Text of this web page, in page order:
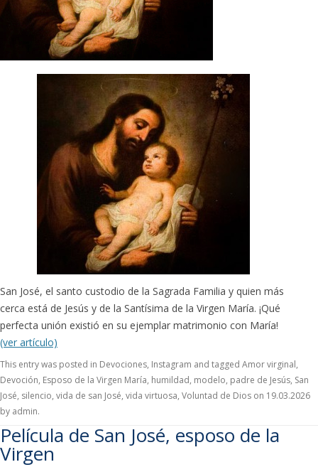
San José, el santo custodio de la Sagrada Familia y quien más
cerca está de Jesús y de la Santísima de la Virgen María. ¡Qué
perfecta unión existió en su ejemplar matrimonio con María!
(ver artículo)
This entry was posted in Devociones, Instagram and tagged Amor virginal,
Devoción, Esposo de la Virgen María, humildad, modelo, padre de Jesús, San
José, silencio, vida de san José, vida virtuosa, Voluntad de Dios on 19.03.2026
by admin.
Película de San José, esposo de la
Virgen